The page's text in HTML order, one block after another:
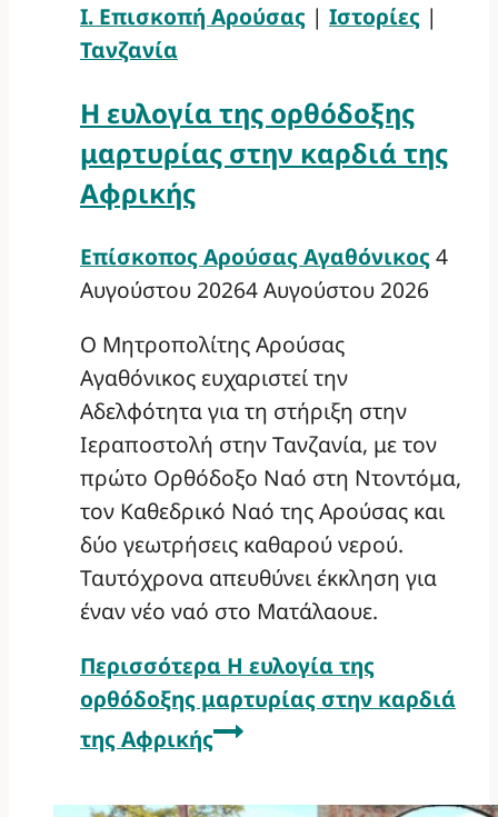
Ι. Επισκοπή Αρούσας | Ιστορίες |
Τανζανία
Η ευλογία της ορθόδοξης
μαρτυρίας στην καρδιά της
Αφρικής
Επίσκοπος Αρούσας Αγαθόνικος 4
Αυγούστου 20264 Αυγούστου 2026
Ο Μητροπολίτης Αρούσας
Αγαθόνικος ευχαριστεί την
Αδελφότητα για τη στήριξη στην
Ιεραποστολή στην Τανζανία, με τον
πρώτο Ορθόδοξο Ναό στη Ντοντόμα,
τον Καθεδρικό Ναό της Αρούσας και
δύο γεωτρήσεις καθαρού νερού.
Ταυτόχρονα απευθύνει έκκληση για
έναν νέο ναό στο Ματάλαουε.
Περισσότερα Η ευλογία της
ορθόδοξης μαρτυρίας στην καρδιά
της Αφρικής